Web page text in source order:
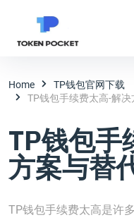
Home
TP钱包官网下载
TP钱包手续费太高-解
TP钱包手
方案与替
TP钱包手续费太高是许